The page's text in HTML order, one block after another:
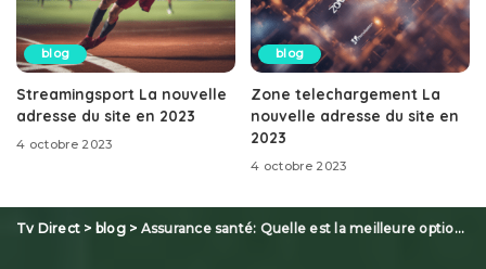
blog
Streamingsport La nouvelle
adresse du site en 2023
4 octobre 2023
blog
Zone telechargement La
nouvelle adresse du site en
2023
4 octobre 2023
Tv Direct > blog> Assurance santé: Quelle est la meilleure option pour vous?